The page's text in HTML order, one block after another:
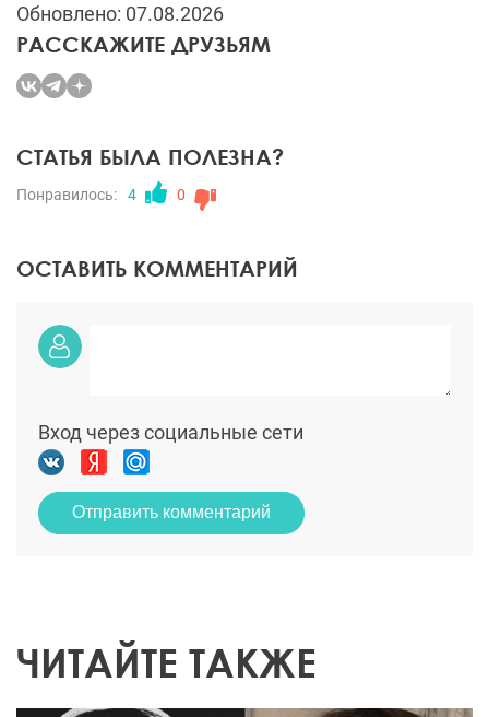
Обновлено: 07.08.2026
РАССКАЖИТЕ ДРУЗЬЯМ
СТАТЬЯ БЫЛА ПОЛЕЗНА?
Понравилось: 4 0
ОСТАВИТЬ КОММЕНТАРИЙ
Вход через социальные сети
Отправить комментарий
ЧИТАЙТЕ ТАКЖЕ